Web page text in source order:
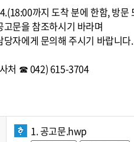
까지 도착 분에 한함, 방문
문을 참조하시기 바라며
자에게 문의해 주시기 바랍니다.
처 ☎ 042) 615-3704
1. 공고문.hwp